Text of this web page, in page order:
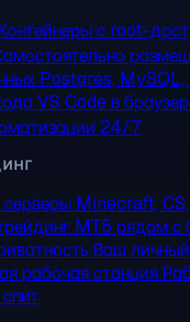
с root-
Postgres,
VS Code в
24/7
Minecraft,
MT5 рядом с
Ваш
рабочая станция